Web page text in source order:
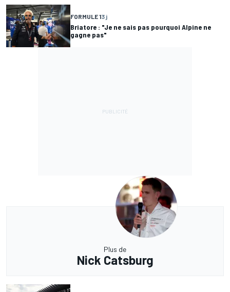
FORMULE 13 j
Briatore : "Je ne sais pas pourquoi Alpine ne
gagne pas"
Plus de
Nick Catsburg